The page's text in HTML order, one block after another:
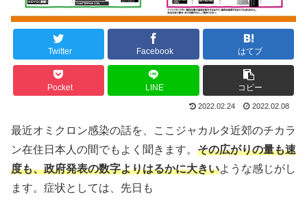
Twitter Facebook はてブ
Pocket LINE コピー
2022.02.24 2022.02.08
最近オミクロン感染の話を、ここジャカルタ近郊のチカラ
ン在住日本人の間でもよく聞きます。 その広がりの量も速
度も、政府発表の数字よりはるかに大きいような感じがし
ます。症状としては、先日も